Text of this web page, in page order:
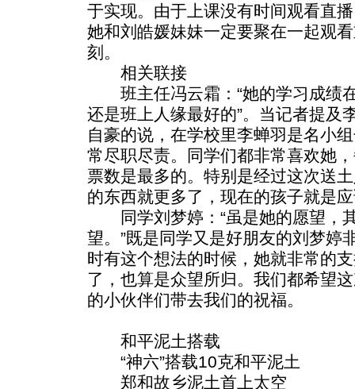
于实现。由于上课没有时间观看直
她和刘皓媛妹妹一定要聚在一起观
刻。
相关联接
班主任冯云霜：“她的学习成绩
还是班上人缘最好的”。当记者提及
自豪的说，在学校里李蝉羽是名小
常尽职尽责。同学们都非常喜欢她
票数是最多的。特别是经过这次送
的东西就更多了，现在的孩子就是
同学刘梦婷：“虽是她的愿望，
望。”既是同学又是好朋友的刘梦婷
时有这个想法的时候，她就非常的
了，也算是众望所归。我们都希望
的小伙伴们带去我们的祝福。
和平泥土搭载
“神六”搭载10克和平泥土
郑和故乡泥土首上太空